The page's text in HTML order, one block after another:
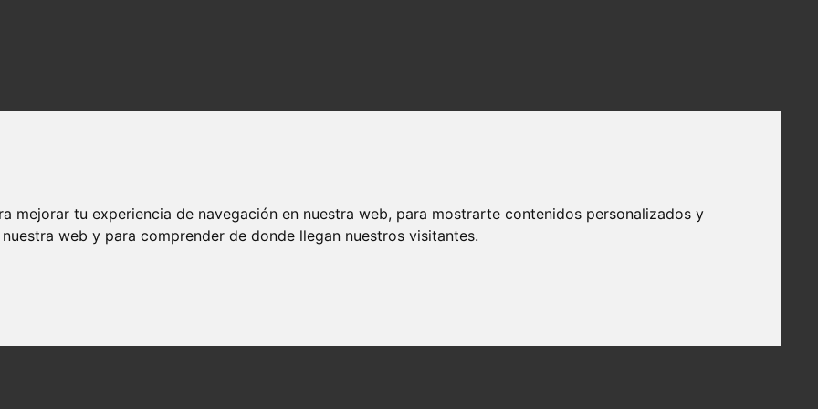
mejorar tu experiencia de navegación en nuestra web, para mostrarte contenidos personalizados y
web y para comprender de donde llegan nuestros visitantes.
racional